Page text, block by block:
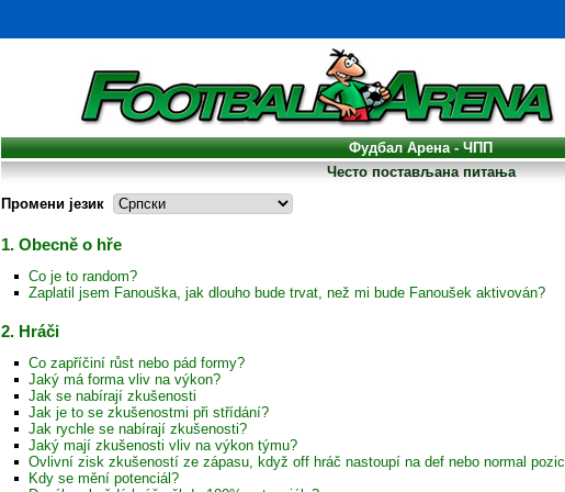
Фудбал Арена - ЧПП
Често постављана питања
Промени језик
1. Obecně o hře
Co je to random?
Zaplatil jsem Fanouška, jak dlouho bude trvat, než mi bude Fanoušek aktivován?
2. Hráči
Co zapříčiní růst nebo pád formy?
Jaký má forma vliv na výkon?
Jak se nabírají zkušenosti
Jak je to se zkušenostmi při střídání?
Jak rychle se nabírají zkušenosti?
Jaký mají zkušenosti vliv na výkon týmu?
Ovlivní zisk zkušeností ze zápasu, když off hráč nastoupí na def nebo normal
Kdy se mění potenciál?